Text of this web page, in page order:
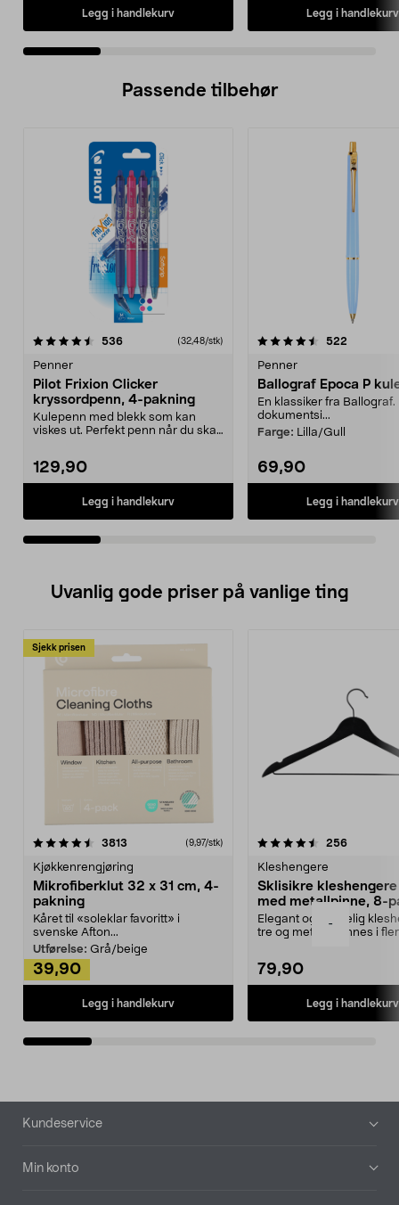
-
Legg i handlekurv Legg i handlekurv
Passende tilbehør
536anmeldelser(32,48/stk)
Penner
Pilot Frixion Clicker
kryssordpenn, 4-pakning
Kulepenn med blekk som kan
viskes ut. Perfekt penn når du skal
129,90
Legg i handlekurv
4.5av 5 stjerner 522
Penner
Ballograf Epoca P
En klassiker fra Ballograf.
dokumentsi...
Farge: Lilla/Gull
69,90
Legg i handlekurv
4.5av 5 stjerner
Uvanlig gode priser på vanlige ting
Sjekk prisen
3813 anmeldelser(9,97/stk)
Kjøkkenrengjøring
Mikrofiberklut 32 x 31 cm, 4-
pakning
Kåret til «soleklar favoritt» i
svenske Afton...
Utførelse: Grå/beige
39,90
Legg i handlekurv
4.5av 5 stjerner 256
Kleshengere
Sklisikre
med metallpinne, 8-
Elegant og skikkelig
tre og metall – finnes i
79,90
Legg i handlekurv
4.5av 5 stjerner
Bunntekst
Kundeservice
Min konto